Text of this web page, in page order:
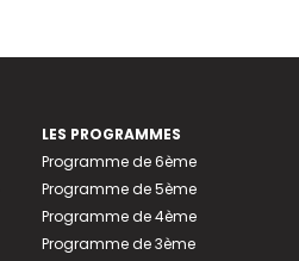
LES PROGRAMMES
Programme de 6ème
Programme de 5ème
Programme de 4ème
Programme de 3ème